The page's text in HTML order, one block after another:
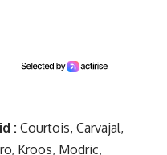
: Courtois, Carvajal,
Kroos, Modric,